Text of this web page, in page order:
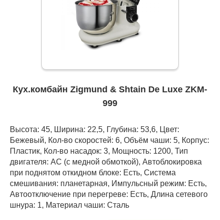
Кух.комбайн Zigmund & Shtain De Luxe ZKM-
999
Высота: 45, Ширина: 22,5, Глубина: 53,6, Цвет:
Бежевый, Кол-во скоростей: 6, Объём чаши: 5, Корпус:
Пластик, Кол-во насадок: 3, Мощность: 1200, Тип
двигателя: AC (с медной обмоткой), Автоблокировка
при поднятом откидном блоке: Есть, Система
смешивания: планетарная, Импульсный режим: Есть,
Автоотключение при перегреве: Есть, Длина сетевого
шнура: 1, Материал чаши: Сталь